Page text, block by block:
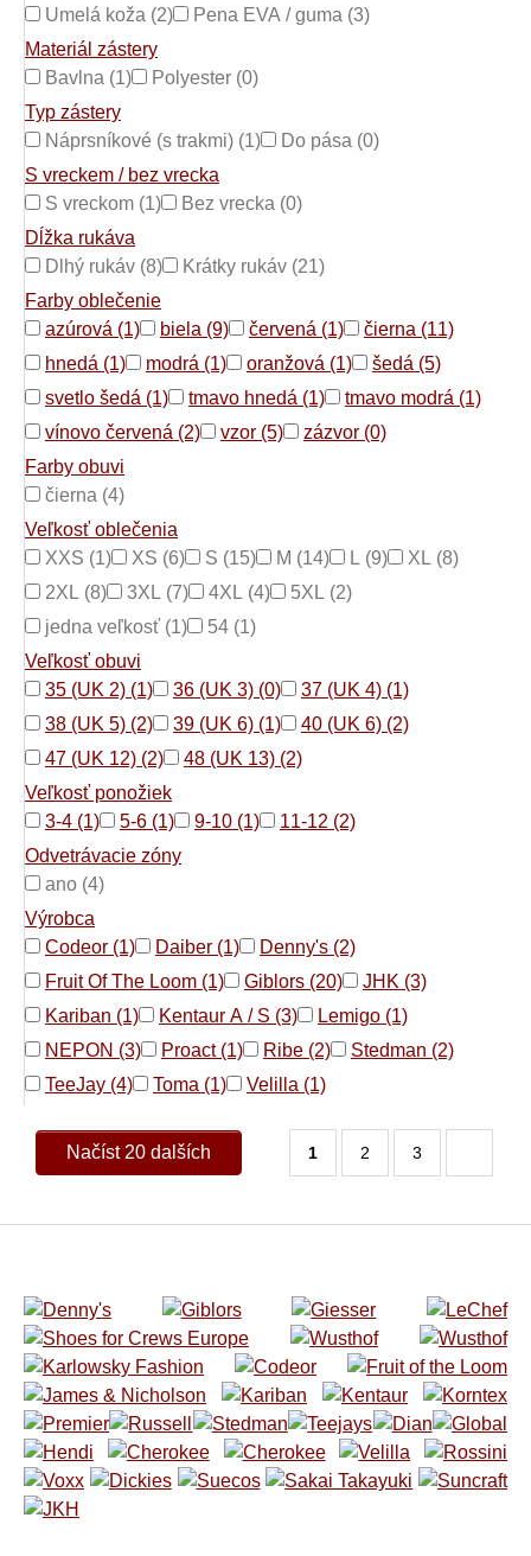
Umelá koža (2)
Pena EVA / guma (3)
Materiál zástery
Bavlna (1)
Polyester (0)
Typ zástery
Náprsníkové (s trakmi) (1)
Do pása (0)
S vreckem / bez vrecka
S vreckom (1)
Bez vrecka (0)
Dĺžka rukáva
Dlhý rukáv (8)
Krátky rukáv (21)
Farby oblečenie
azúrová (1)
biela (9) červená (1)
čierna (11)
hnedá (1)
modrá (1) oranžová (1)
šedá (5)
svetlo šedá (1)
tmavo hnedá (1)
tmavo modrá (1)
vínovo červená (2)
vzor (5)
zázvor (0)
Farby obuvi
čierna (4)
Veľkosť oblečenia
XXS (1)
XS (6) S (15) M (14) L (9)
XL (8)
2XL (8)
3XL (7) 4XL (4)
5XL (2)
jedna veľkosť (1)
54 (1)
Veľkosť obuvi
35 (UK 2) (1)
36 (UK 3) (0)
37 (UK 4) (1)
38 (UK 5) (2)
39 (UK 6) (1)
40 (UK 6) (2)
47 (UK 12) (2)
48 (UK 13) (2)
Veľkosť ponožiek
3-4 (1)
5-6 (1) 9-10 (1)
11-12 (2)
Odvetrávacie zóny
ano (4)
Výrobca
Codeor (1)
Daiber (1)
Denny's (2)
Fruit Of The Loom (1)
Giblors (20)
JHK (3)
Kariban (1)
Kentaur A / S (3)
Lemigo (1)
NEPON (3)
Proact (1) Ribe (2)
Stedman (2)
TeeJay (4)
Toma (1) Velilla (1)
Načíst 20 dalších 1 2 3